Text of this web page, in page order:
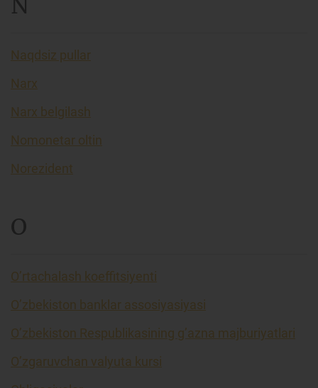
N
Naqdsiz pullar
Narx
Narx belgilash
Nomonetar oltin
Norezident
O
O’rtachalash koeffitsiyenti
O’zbekiston banklar assosiyasiyasi
O’zbekiston Respublikasining g’azna majburiyatlari
O’zgaruvchan valyuta kursi